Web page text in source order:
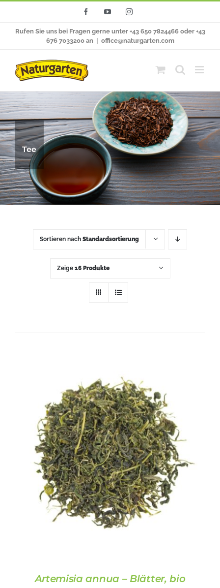
FacebookYouTubeInstagram
Rufen Sie uns bei Fragen gerne unter +43 650 7824466 oder +43
676 7033200 an
office@naturgarten.com
Tee
Sortieren nach Standardsortierung
Zeige 16 Produkte
Artemisia annua – Blätter, bio